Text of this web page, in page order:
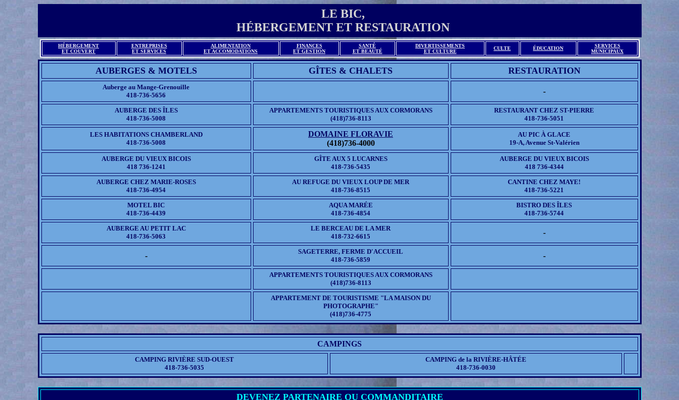
LE BIC,
HÉBERGEMENT ET RESTAURATION
HÉBERGEMENT
ET COUVERT
ENTREPRISES
ET SERVICES
ALIMENTATION
ET ACCOMODATIONS
FINANCES
ET GESTION
SANTÉ
ET BEAUTÉ
DIVERTISSEMENTS
ET CULTURE
CULTE ÉDUCATION
SERVICES
MUNICIPAUX
AUBERGES & MOTELS GÎTES & CHALETS RESTAURATION
Auberge au Mange-Grenouille
418-736-5656
-
AUBERGE DES ÎLES
418-736-5008
APPARTEMENTS TOURISTIQUES AUX CORMORANS
(418)736-8113
RESTAURANT CHEZ ST-PIERRE
418-736-5051
LES HABITATIONS CHAMBERLAND
418-736-5008
DOMAINE FLORAVIE
(418)736-4000
AU PIC À GLACE
19-A, Avenue St-Valérien
AUBERGE DU VIEUX BICOIS
418 736-1241
GÎTE AUX 5 LUCARNES
418-736-5435
AUBERGE DU VIEUX BICOIS
418 736-4344
AUBERGE CHEZ MARIE-ROSES
418-736-4954
AU REFUGE DU VIEUX LOUP DE MER
418-736-8515
CANTINE CHEZ MAYE!
418-736-5221
MOTEL BIC
418-736-4439
AQUA MARÉE
418-736-4854
BISTRO DES ÎLES
418-736-5744
AUBERGE AU PETIT LAC
418-736-5063
LE BERCEAU DE LA MER
418-732-6615
-
-
SAGETERRE, FERME D'ACCUEIL
418-736-5859
-
APPARTEMENTS TOURISTIQUES AUX CORMORANS
(418)736-8113
APPARTEMENT DE TOURISTISME "LA MAISON DU
PHOTOGRAPHE"
(418)736-4775
CAMPINGS
CAMPING RIVIÈRE SUD-OUEST
418-736-5035
CAMPING de la RIVIÈRE-HÂTÉE
418-736-0030
DEVENEZ PARTENAIRE OU COMMANDITAIRE